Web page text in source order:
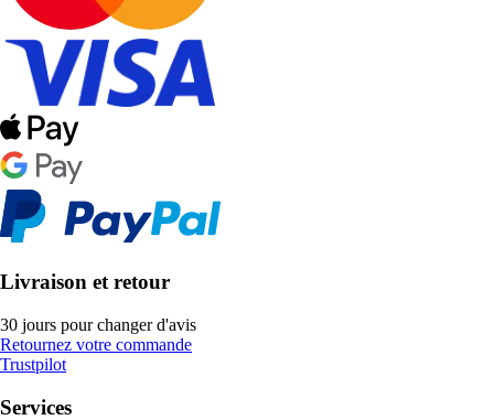
Livraison et retour
30 jours pour changer d'avis
Retournez votre commande
Trustpilot
Services